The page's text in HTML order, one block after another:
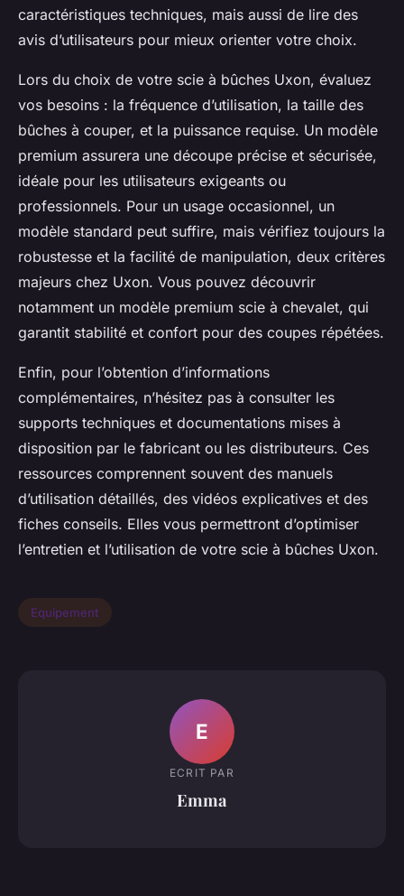
caractéristiques techniques, mais aussi de lire des
avis d’utilisateurs pour mieux orienter votre choix.
Lors du choix de votre scie à bûches Uxon, évaluez
vos besoins : la fréquence d’utilisation, la taille des
bûches à couper, et la puissance requise. Un modèle
premium assurera une découpe précise et sécurisée,
idéale pour les utilisateurs exigeants ou
professionnels. Pour un usage occasionnel, un
modèle standard peut suffire, mais vérifiez toujours la
robustesse et la facilité de manipulation, deux critères
majeurs chez Uxon. Vous pouvez découvrir
notamment un modèle premium scie à chevalet, qui
garantit stabilité et confort pour des coupes répétées.
Enfin, pour l’obtention d’informations
complémentaires, n’hésitez pas à consulter les
supports techniques et documentations mises à
disposition par le fabricant ou les distributeurs. Ces
ressources comprennent souvent des manuels
d’utilisation détaillés, des vidéos explicatives et des
fiches conseils. Elles vous permettront d’optimiser
l’entretien et l’utilisation de votre scie à bûches Uxon.
Equipement
E
ECRIT PAR
Emma